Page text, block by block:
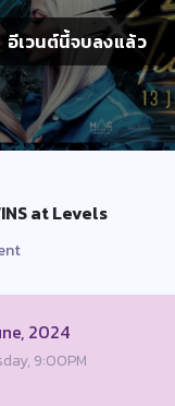
อีเวนต์นี้จบลงแล้ว
at Levels
2024
9:00PM